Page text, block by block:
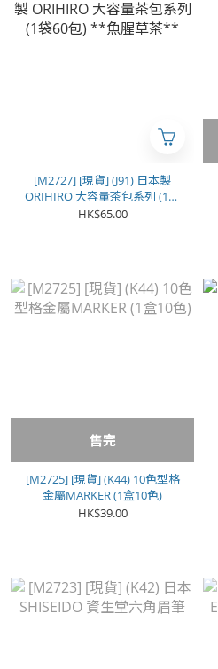
[M2727] [現貨] (J91) 日本製
ORIHIRO 大容量茶包系列 (1袋
60包) **魚腥草茶**
HK$65.00
售完
[M2725] [現貨] (K44) 10色型格
金屬MARKER (1盒10色)
HK$39.00